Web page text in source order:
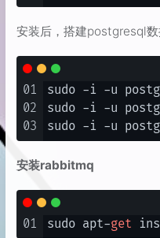
安装后，搭建postgresql数
01
02
03
sudo -i -u
sudo -i -u
sudo -i -u
安装rabbitmq
01 sudo apt-get